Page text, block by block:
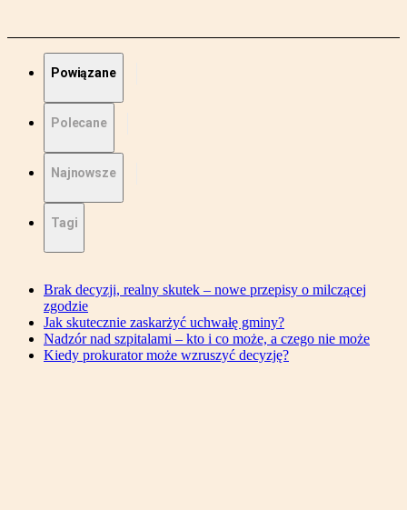
Powiązane
Polecane
Najnowsze
Tagi
Brak decyzji, realny skutek – nowe przepisy o milczącej
zgodzie
Jak skutecznie zaskarżyć uchwałę gminy?
Nadzór nad szpitalami – kto i co może, a czego nie może
Kiedy prokurator może wzruszyć decyzję?